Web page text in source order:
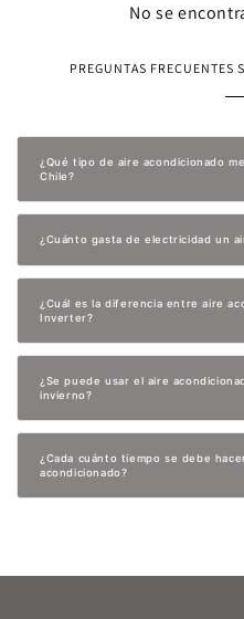
No se
PREGUNTAS FRECUENTES
¿Qué tipo de aire acondicionado
Chile?
¿Cuánto gasta de electricidad un
¿Cuál es la diferencia entre aire
Inverter?
¿Se puede usar el aire
invierno?
¿Cada cuánto tiempo se debe
acondicionado?